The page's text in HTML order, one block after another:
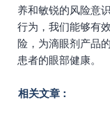
养和敏锐的风险意
行为，我们能够有
险，为滴眼剂产品
患者的眼部健康。
相关文章：